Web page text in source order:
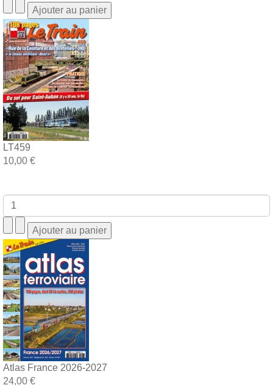
LT459
10,00 €
Atlas France 2026-2027
24,00 €